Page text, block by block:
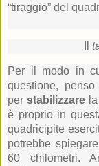
“tiraggio” del
Per il modo in
questione,
perstabilizzare
è proprio in
quadricipite
potrebbe
60 chilometri.